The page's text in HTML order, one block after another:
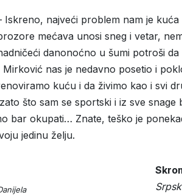
Iskreno, najveći problem nam je
mećava unosi sneg i vetar,
danonoćno u šumi potroši
nas je nedavno posetio i
kuću i da živimo kao i svi
što sam se sportski i iz sve
bar okupati… Znate, teško je
jedinu želju.